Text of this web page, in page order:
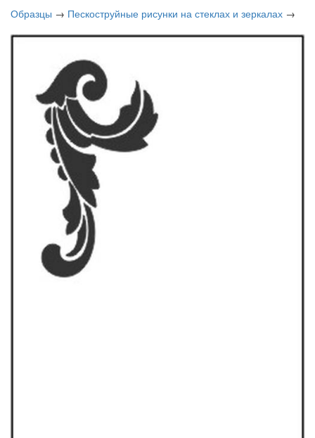
Образцы → Пескоструйные рисунки на стеклах и зеркалах →